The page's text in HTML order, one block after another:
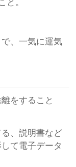
と。
、一気に運気
をすること
、説明書など
て電子データ